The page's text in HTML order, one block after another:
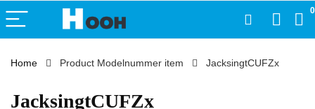
0
Home Product Modelnummer item ‎JacksingtCUFZx
‎JacksingtCUFZx